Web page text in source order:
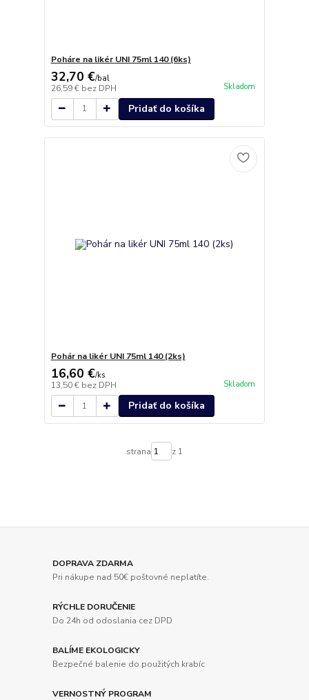
Poháre na likér UNI 75ml 140 (6ks)
32,70 €/bal
26,59 € bez DPH Skladom
Pridať do košíka
Pohár na likér UNI 75ml 140 (2ks)
16,60 €/ks
13,50 € bez DPH Skladom
Pridať do košíka
strana z 1
DOPRAVA ZDARMA
Pri nákupe nad 50€ poštovné neplatíte.
RÝCHLE DORUČENIE
Do 24h od odoslania cez DPD
BALÍME EKOLOGICKY
Bezpečné balenie do použitých krabíc
VERNOSTNÝ PROGRAM